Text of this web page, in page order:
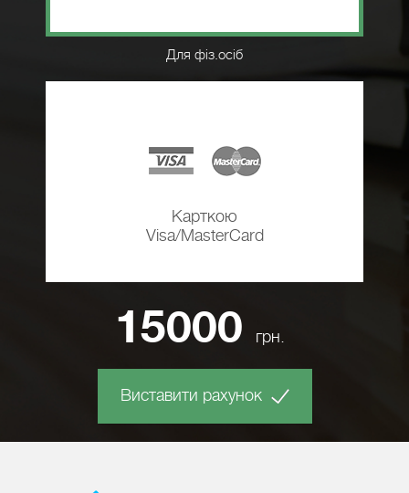
Для фіз.осіб
Карткою
Visa/MasterCard
15000 грн.
Виставити рахунок